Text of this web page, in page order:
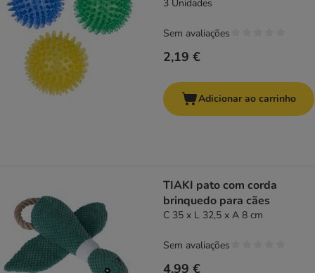
3 Unidades
2,19 €
Sem avaliações
Adicionar ao carrinho
TIAKI pato com corda
brinquedo para cães
C 35 x L 32,5 x A 8 cm
4,99 €
Sem avaliações